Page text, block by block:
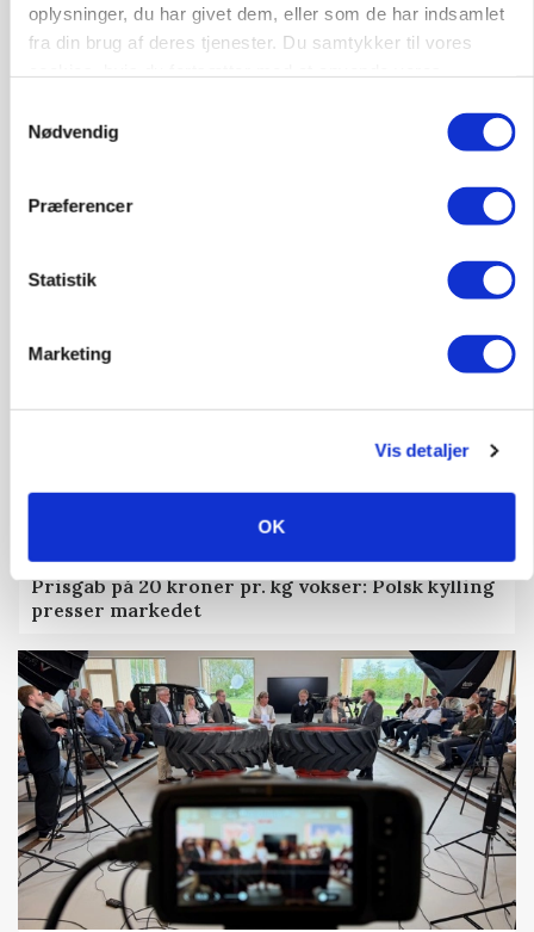
oplysninger, du har givet dem, eller som de har indsamlet
fra din brug af deres tjenester. Du samtykker til vores
Nødvendig
Præferencer
Statistik
Marketing
Vis detaljer
OK
Fra mark til mur: Byggeriet kan åbne nyt
MARKEDSFOKUS
Prisgab på 20 kroner pr. kg vokser: Polsk kylling
presser markedet